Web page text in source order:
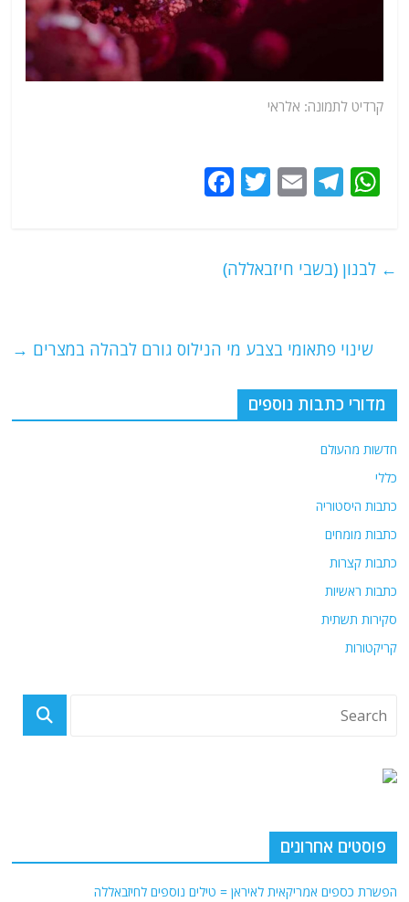
קרדיט לתמונה: אלראי
W
s
p
T
g
E
l
T
er
o
← לבנון (בשבי חיזבאללה)
שינוי פתאומי בצבע מי הנילוס גורם לבהלה במצרים →
מדורי כתבות נוספים
חדשות מהעולם
כללי
כתבות היסטוריה
כתבות מומחים
כתבות קצרות
כתבות ראשיות
סקירות תשתית
קריקטורות
פוסטים אחרונים
הפשרת כספים אמריקאית לאיראן = טילים נוספים לחיזבאללה